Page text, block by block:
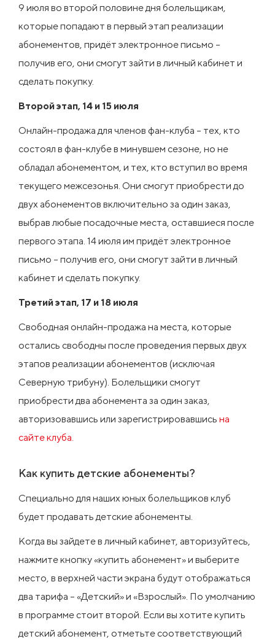
9 июля во второй половине дня болельщикам,
которые попадают в первый этап реализации
абонементов, придёт электронное письмо –
получив его, они смогут зайти в личный кабинет и
сделать покупку.
Второй этап, 14 и 15 июля
Онлайн-продажа для членов фан-клуба – тех, кто
состоял в фан-клубе в минувшем сезоне, но не
обладал абонементом, и тех, кто вступил во время
текущего межсезонья. Они смогут приобрести до
двух абонементов включительно за один заказ,
выбрав любые посадочные места, оставшиеся после
первого этапа. 14 июля им придёт электронное
письмо – получив его, они смогут зайти в личный
кабинет и сделать покупку.
Третий этап, 17 и 18 июля
Свободная онлайн-продажа на места, которые
остались свободны после проведения первых двух
этапов реализации абонементов (исключая
Северную трибуну). Болельщики смогут
приобрести два абонемента за один заказ,
авторизовавшись или зарегистрировавшись на
сайте клуба.
Как купить детские абонементы?
Специально для наших юных болельщиков клуб
будет продавать детские абонементы.
Когда вы зайдете в личный кабинет, авторизуйтесь,
нажмите кнопку «купить абонемент» и выберите
место, в верхней части экрана будут отображаться
два тарифа – «Детский» и «Взрослый». По умолчанию
в программе стоит второй. Если вы хотите купить
детский абонемент, отметьте соответствующий